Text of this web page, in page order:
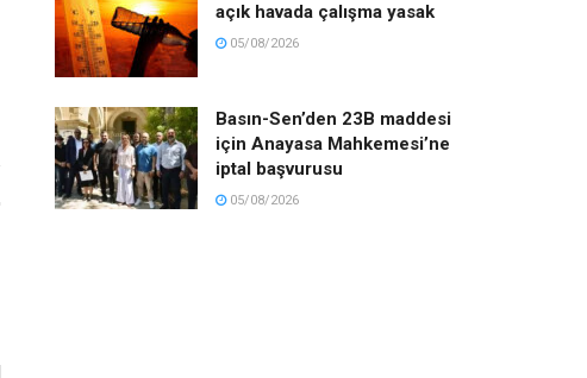
açık havada çalışma yasak
05/08/2026
Basın-Sen’den 23B maddesi
için Anayasa Mahkemesi’ne
iptal başvurusu
05/08/2026